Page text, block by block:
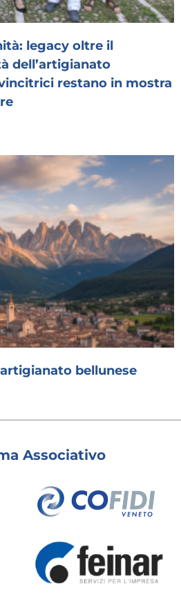
legacy oltre il
dell’artigianato
restano in mostra
bellunese
Associativo